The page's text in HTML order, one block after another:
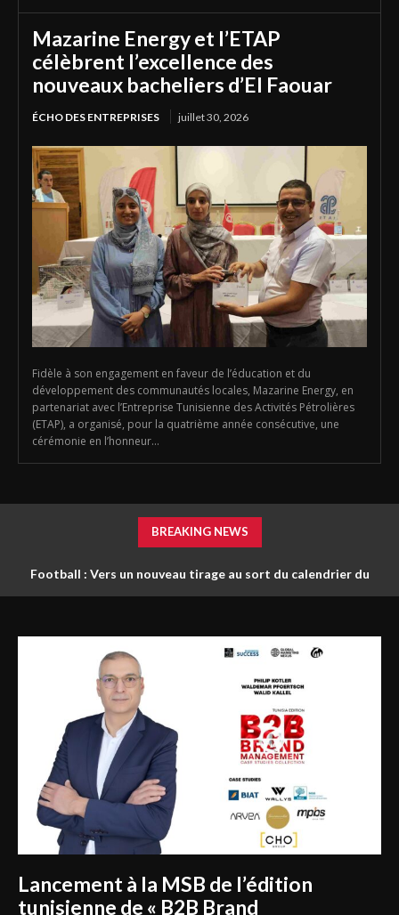
Mazarine Energy et l’ETAP
célèbrent l’excellence des
nouveaux bacheliers d’El Faouar
ÉCHO DES ENTREPRISES juillet 30, 2026
Fidèle à son engagement en faveur de l’éducation et du
développement des communautés locales, Mazarine Energy, en
partenariat avec l’Entreprise Tunisienne des Activités Pétrolières
(ETAP), a organisé, pour la quatrième année consécutive, une
cérémonie en l’honneur...
BREAKING NEWS
Football : Vers un nouveau tirage au sort du calendrier du
Lancement à la MSB de l’édition
tunisienne de « B2B Brand